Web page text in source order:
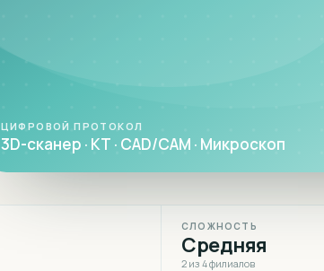
ЦИФРОВОЙ ПРОТОКОЛ
3D-сканер · КТ · CAD/CAM · Микроскоп
СЛОЖНОСТЬ
Средняя
2 из 4 филиалов